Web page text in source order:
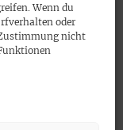
Wenn du
oder
nicht